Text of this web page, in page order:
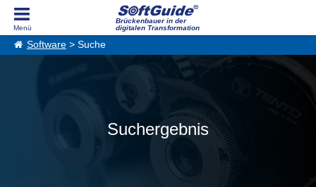
Brückenbauer in der
digitalen Transformation
Software > Suche
Suchergebnis